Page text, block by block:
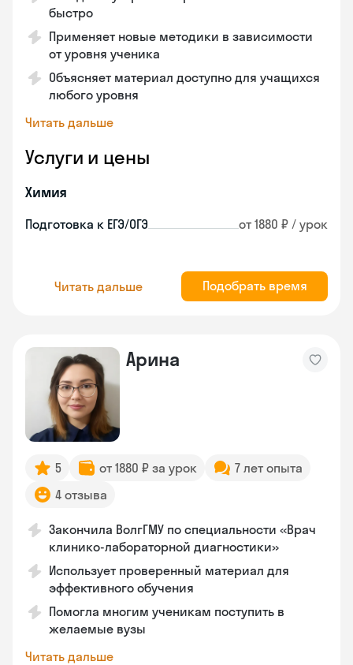
быстро
Применяет новые методики в зависимости
от уровня ученика
Объясняет материал доступно для учащихся
любого уровня
Читать дальше
Услуги и цены
Химия
Подготовка к ЕГЭ/ОГЭ от 1880 ₽ / урок
Читать дальше Подобрать время
Арина
5 от 1880 ₽ за урок
7 лет опыта
4 отзыва
Закончила ВолгГМУ по специальности «Врач
клинико-лабораторной диагностики»
Использует проверенный материал для
эффективного обучения
Помогла многим ученикам поступить в
желаемые вузы
Читать дальше